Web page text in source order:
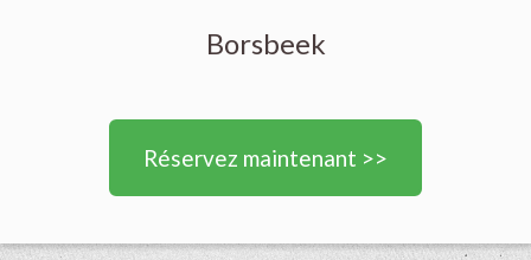
Borsbeek
Réservez maintenant >>